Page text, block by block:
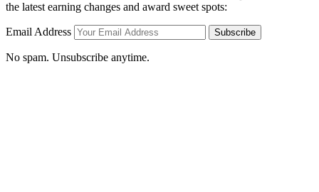
the latest earning changes and award sweet spots:
Email Address Subscribe
No spam. Unsubscribe anytime.